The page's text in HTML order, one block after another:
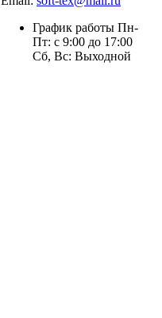
График работы Пн-
Пт: с 9:00 до 17:00
Сб, Вс: Выходной